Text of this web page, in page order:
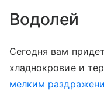
Водолей
Сегодня вам
хладнокровие и
мелким